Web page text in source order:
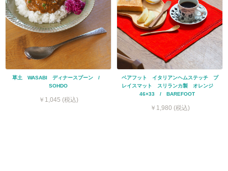
草土 WASABI ディナースプーン /
SOHDO
￥1,045 (税込)
ベアフット イタリアンヘムステッチ プ
レイスマット スリランカ製 オレンジ
46×33 / BAREFOOT
￥1,980 (税込)